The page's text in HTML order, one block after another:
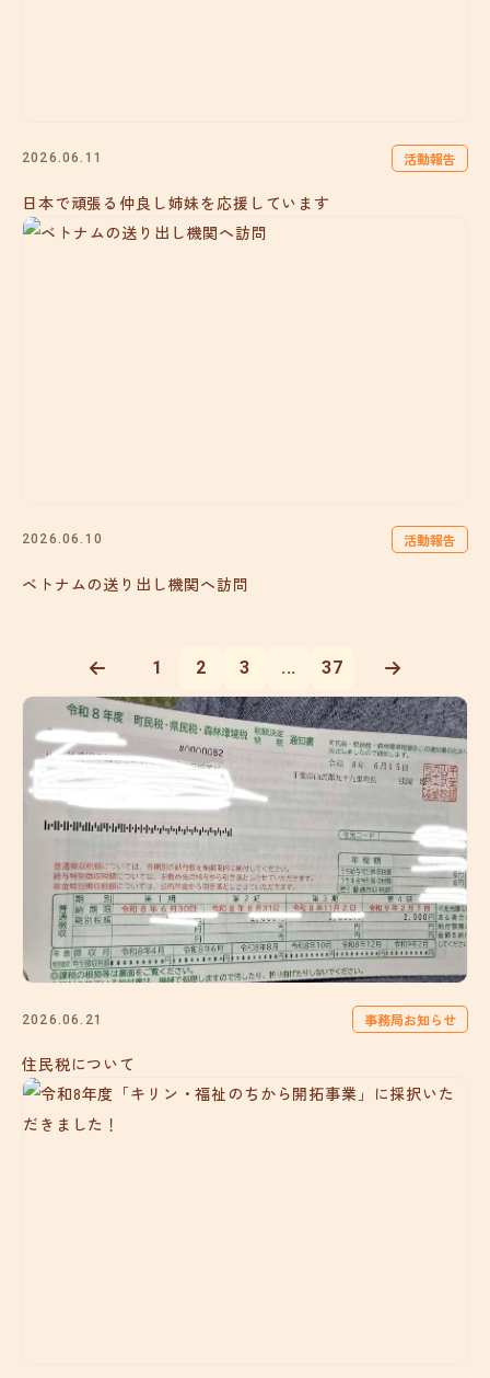
2026.06.11 活動報告
日本で頑張る仲良し姉妹を応援しています
2026.06.10 活動報告
ベトナムの送り出し機関へ訪問
1 2 3 ... 37
2026.06.21 事務局お知らせ
住民税について